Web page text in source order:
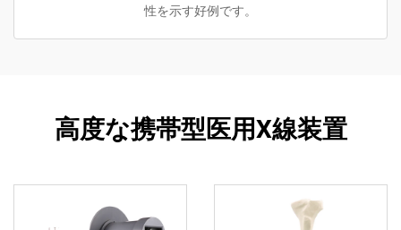
性を示す好例です。
高度な携帯型医用X線装置